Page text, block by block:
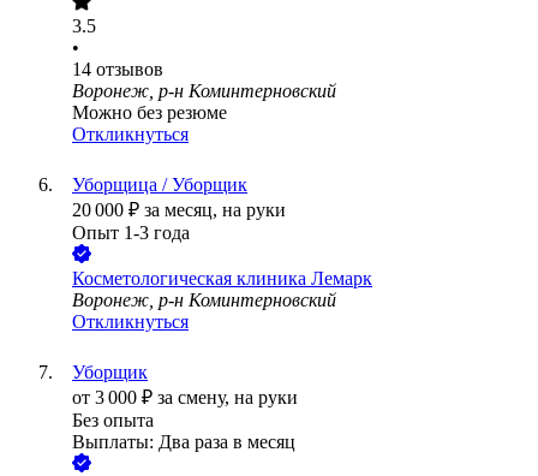
3.5
•
14 отзывов
Воронеж, р-н Коминтерновский
Можно без резюме
Откликнуться
Уборщица / Уборщик
20 000 ₽ за месяц, на руки
Опыт 1-3 года
Косметологическая клиника Лемарк
Воронеж, р-н Коминтерновский
Откликнуться
Уборщик
от 3 000 ₽ за смену, на руки
Без опыта
Выплаты: Два раза в месяц